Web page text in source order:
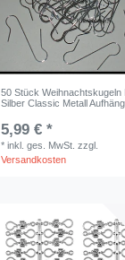
50 Stück Weihnachtskugeln
Silber Classic Metall
5,99 € *
*inkl. ges. MwSt. zzgl.
Versandkosten